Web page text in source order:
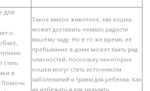
для
о
и
Помочь
Такое милое животное, как кошка,
может доставить немало радости
вашему чаду. Но в то же время, её
пребывание в доме может таить ряд
опасностей, поскольку некоторые
кошки могут стать источником
заболеваний и травм для ребенка. Как
их избежать и как наладить